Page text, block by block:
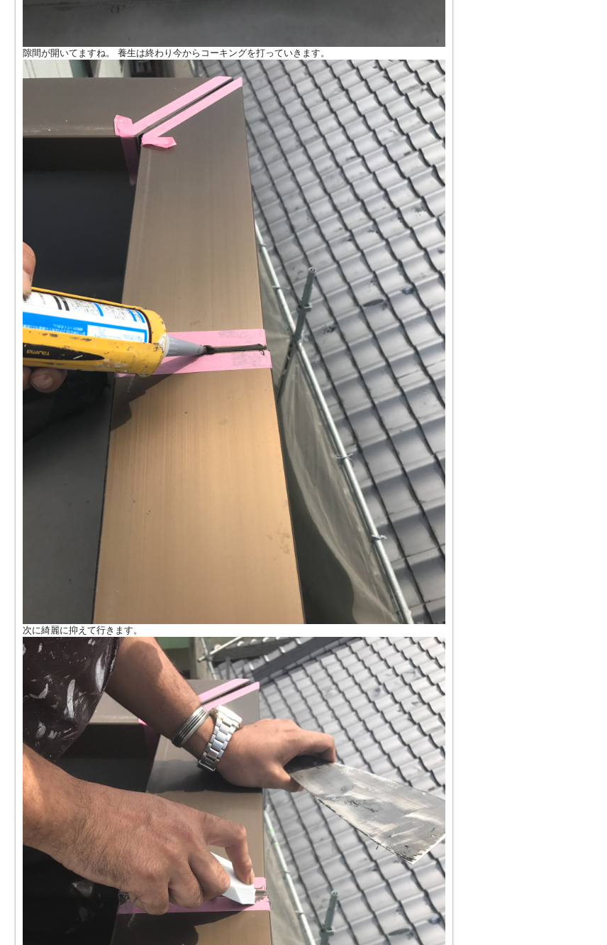
隙間が開いてますね。 養生は終わり今からコーキングを打っていきます。
次に綺麗に抑えて行きます。